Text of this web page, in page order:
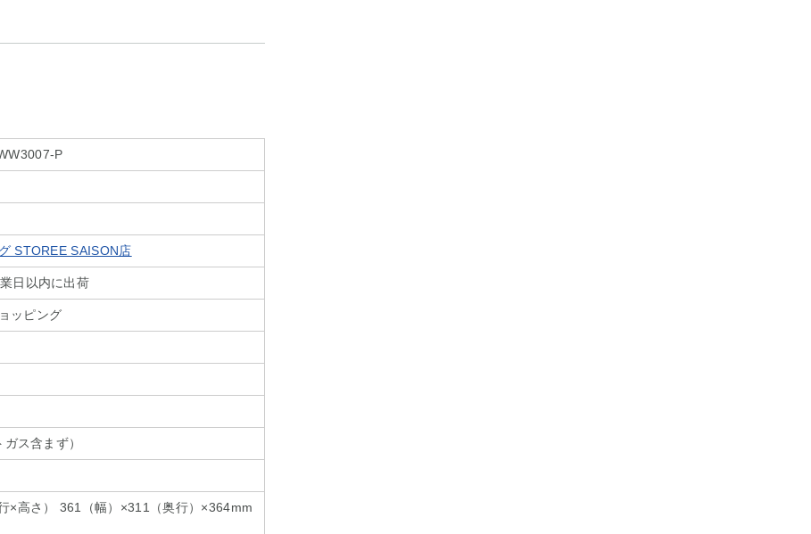
P
STOREE SAISON店
日以内に出荷
ッピング
ス含まず）
×高さ） 361（幅）×311（奥行）×364mm